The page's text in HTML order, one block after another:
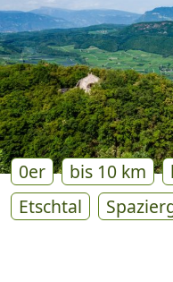
R
I
N
G
E
N
0er bis 10 km
Etschtal